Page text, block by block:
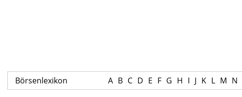
Börsenlexikon A B C D E F G H I J K L M N